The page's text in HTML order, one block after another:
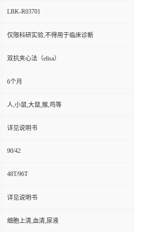
LBK-R03701
仅限科研实验,不得用于临床诊断
双抗夹心法（elisa）
6个月
人,小鼠,大鼠,猴,鸡等
详见说明书
90/42
48T/96T
详见说明书
细胞上清,血清,尿液